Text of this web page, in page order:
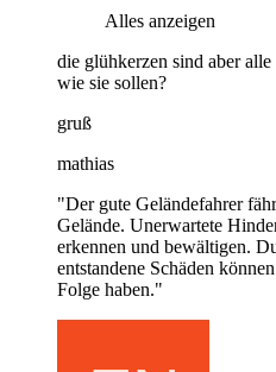
Alles anzeigen
die glühkerzen sind aber
wie sie sollen?
gruß
mathias
"Der gute Geländefahrer
Gelände. Unerwartete
erkennen und bewältigen.
entstandene Schäden
Folge haben."